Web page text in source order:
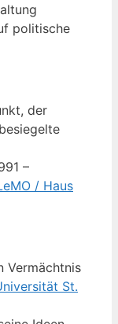
politische
der
–
/ Haus
Vermächtnis
St.